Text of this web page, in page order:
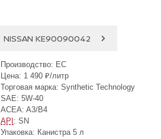
NISSAN KE90090042
Производство: ЕС
Цена: 1 490 ₽/литр
Торговая марка: Synthetic Technology
SAE: 5W-40
ACEA: A3/B4
API : SN
Упаковка: Канистра 5 л